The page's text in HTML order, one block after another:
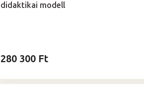
didaktikai modell
280 300 Ft